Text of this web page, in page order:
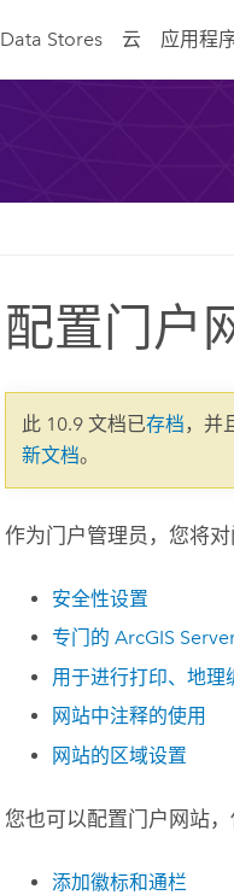
Data Stores 云 应用程
配置门户
此 10.9 文档已存档，并
新文档。
作为门户管理员，您将
安全性设置
专门的 ArcGIS
用于进行打印、地理
网站中注释的使用
网站的区域设置
您也可以配置门户网站
添加徽标和通栏